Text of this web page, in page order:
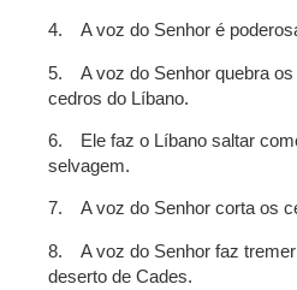
4. A voz do Senhor é
5.
A voz do Senhor quebra
cedros do Líbano.
6.
Ele faz o Líbano saltar
selvagem.
7. A voz do Senhor corta os
8.
A voz do Senhor faz
deserto de Cades.